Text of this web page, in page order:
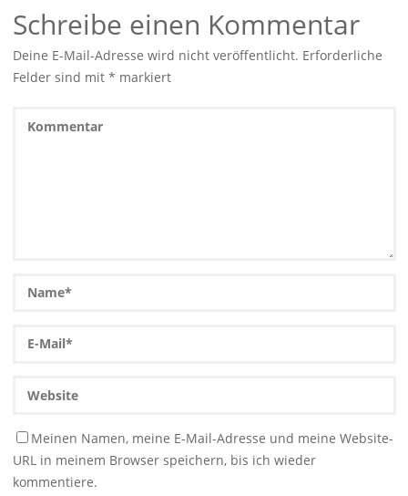
Schreibe einen Kommentar
Deine E-Mail-Adresse wird nicht veröffentlicht. Erforderliche
Felder sind mit * markiert
Meinen Namen, meine E-Mail-Adresse und meine Website-
URL in meinem Browser speichern, bis ich wieder
kommentiere.